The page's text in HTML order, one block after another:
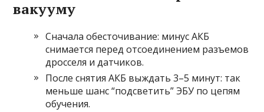
вакууму
Сначала обесточивание: минус АКБ
снимается перед отсоединением разъемов
дросселя и датчиков.
После снятия АКБ выждать 3–5 минут: так
меньше шанс “подсветить” ЭБУ по цепям
обучения.